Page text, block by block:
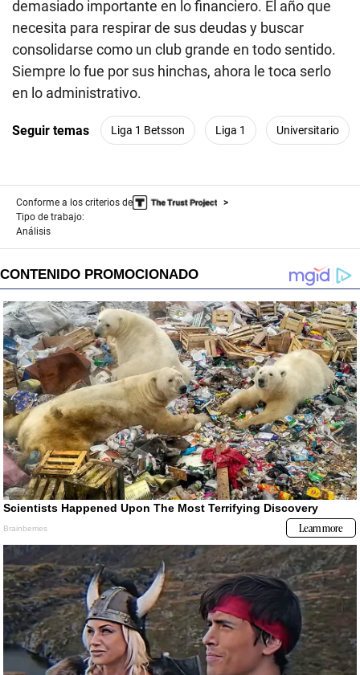
demasiado importante en lo financiero. El año que
necesita para respirar de sus deudas y buscar
consolidarse como un club grande en todo sentido.
Siempre lo fue por sus hinchas, ahora le toca serlo
en lo administrativo.
Seguir temas Liga 1 Betsson Liga 1 Universitario
Conforme a los criterios de
Tipo de trabajo:
Análisis